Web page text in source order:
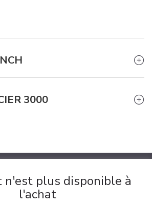
3000
n'est plus disponible à
l'achat